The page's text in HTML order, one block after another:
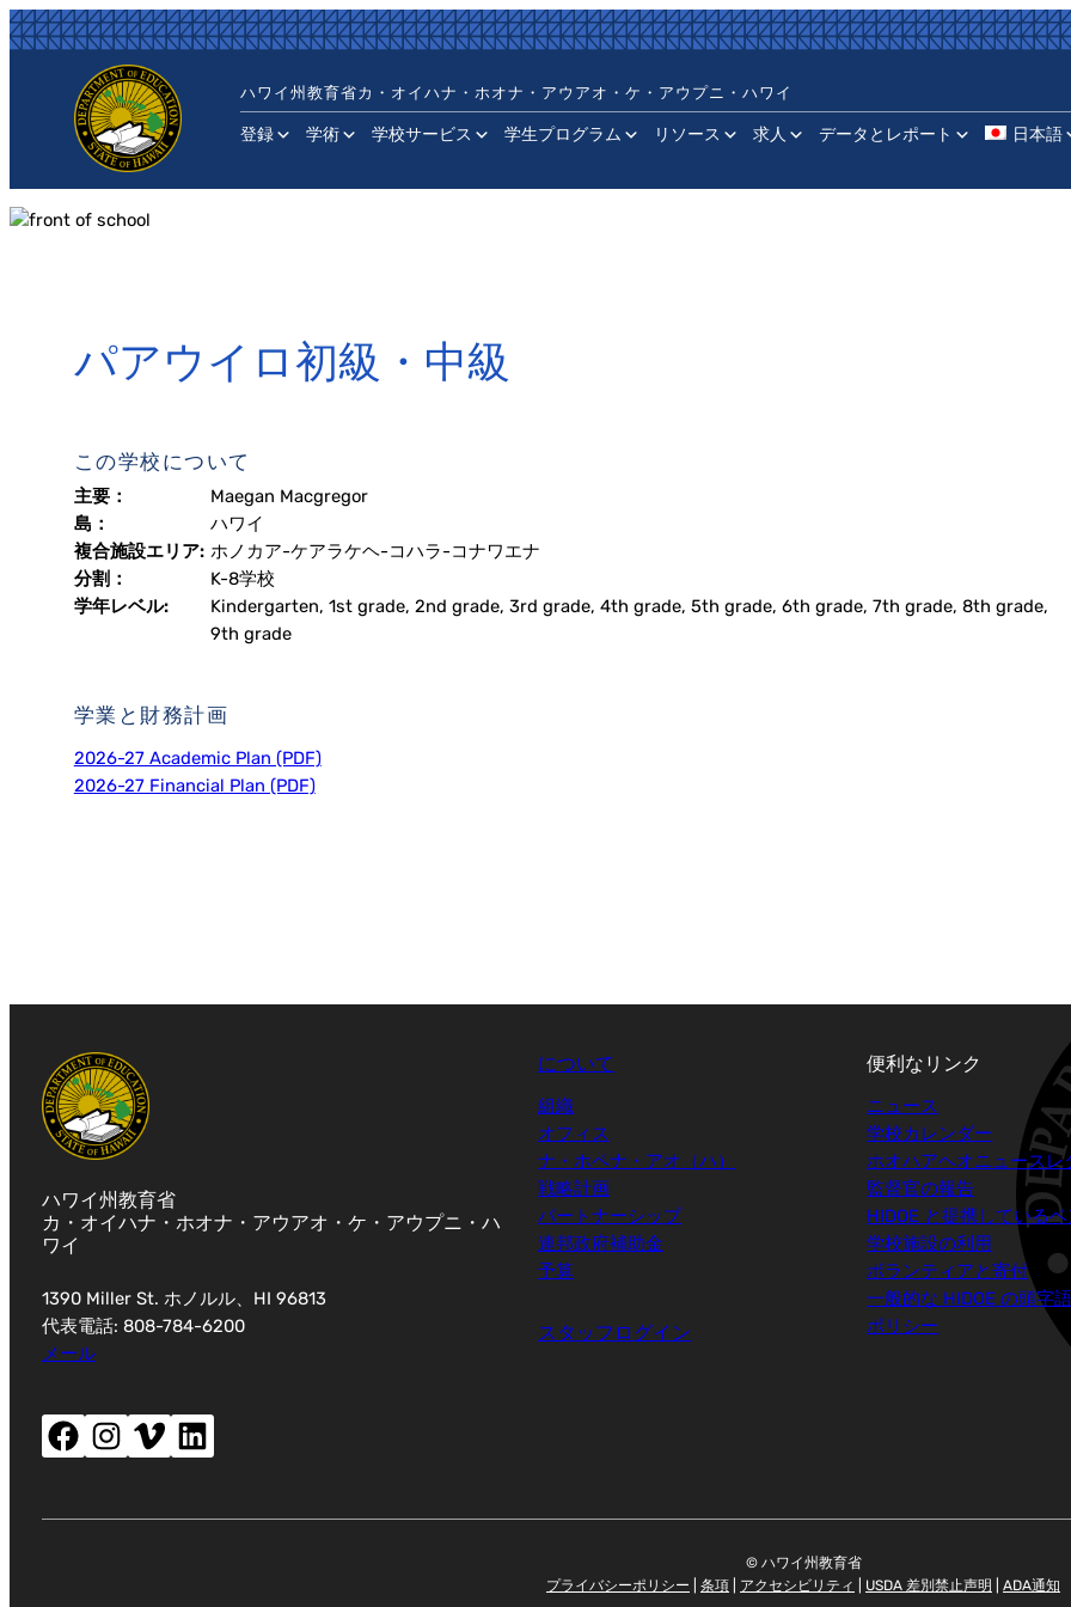
内
容
プ
ハワイ州教育省カ・オイハナ・ホオナ・アウアオ・ケ・アウプニ・ハワイ
登録 学術 学校サービス 学生プログラム リソース 求人 データとレポート 日本語
パアウイロ初級・中級
この学校について
主要：
Maegan Macgregor
島：
ハワイ
複合施設エリア: ホノカア-ケアラケヘ-コハラ-コナワエナ
分割：
K-8学校
学年レベル:
Kindergarten, 1st grade, 2nd grade, 3rd grade, 4th grade, 5th grade, 6th grade, 7th grade, 8th grade,
9th grade
学業と財務計画
2026-27 Academic Plan (PDF)
2026-27 Financial Plan (PDF)
ハワイ州教育省
カ・オイハナ・ホオナ・アウアオ・ケ・アウプニ・ハ
ワイ
1390 Miller St. ホノルル、HI 96813
代表電話: 808-784-6200
メール
Facebook（新しいウィンドウが開きます）Instagram（新しいウィンドウが開きます）
Vimeo (新しいウィンドウが開きます)LinkedIn (新しいウィンドウが開きます)
について
組織
オフィス
ナ・ホペナ・アオ（ハ）
戦略計画
パートナーシップ
連邦政府補助金
予算
スタッフログイン
便利なリンク
ニュース
学校カレンダー
ホオハアヘオニュースレ
監督官の報告
HIDOE と提携している
学校施設の利用
ボランティアと寄付
一般的な HIDOE の頭字
ポリシー
© ハワイ州教育省
プライバシーポリシー
条項 アクセシビリティ USDA 差別禁止声明 ADA通知